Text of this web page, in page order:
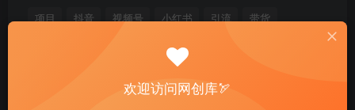
项目 抖音 视频号 小红书 引流
带货
闲鱼
拼多多
欢迎访问网创库🏹